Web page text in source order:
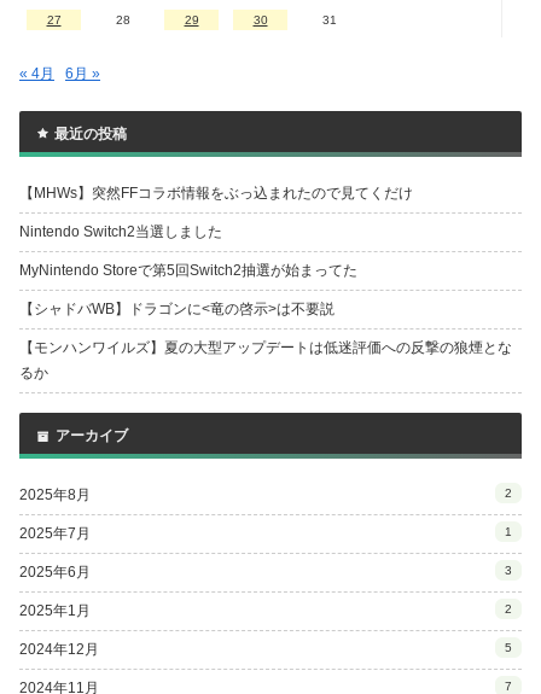
27 28 29 30 31
« 4月 6月 »
最近の投稿
【MHWs】突然FFコラボ情報をぶっ込まれたので見てくだけ
Nintendo Switch2当選しました
MyNintendo Storeで第5回Switch2抽選が始まってた
【シャドバWB】ドラゴンに<竜の啓示>は不要説
【モンハンワイルズ】夏の大型アップデートは低迷評価への反撃の狼煙とな
るか
アーカイブ
2025年8月 2
2025年7月 1
2025年6月 3
2025年1月 2
2024年12月 5
2024年11月 7